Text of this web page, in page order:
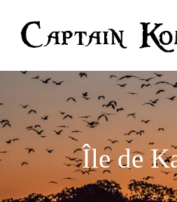
content
Île de